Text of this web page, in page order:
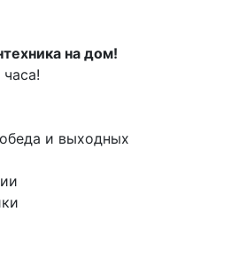
на дом!
и выходных